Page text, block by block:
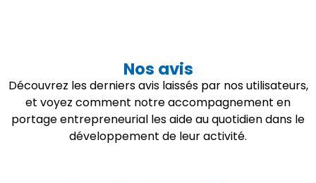
Nos avis
Découvrez les derniers avis laissés par nos utilisateurs,
et voyez comment notre accompagnement en
portage entrepreneurial les aide au quotidien dans le
développement de leur activité.